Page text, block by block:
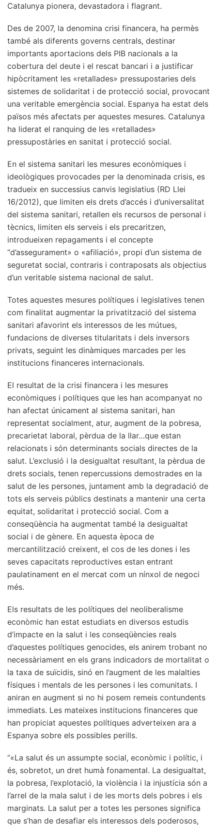
Catalunya pionera, devastadora i flagrant.
Des de 2007, la denomina crisi financera, ha permès
també als diferents governs centrals, destinar
importants aportacions dels PIB nacionals a la
cobertura del deute i el rescat bancari i a justificar
hipòcritament les «retallades» pressupostaries dels
sistemes de solidaritat i de protecció social, provocant
una veritable emergència social. Espanya ha estat dels
països més afectats per aquestes mesures. Catalunya
ha liderat el ranquing de les «retallades»
pressupostàries en sanitat i protecció social.
En el sistema sanitari les mesures econòmiques i
ideològiques provocades per la denominada crisis, es
tradueix en successius canvis legislatius (RD Llei
16/2012), que limiten els drets d’accés i d’universalitat
del sistema sanitari, retallen els recursos de personal i
tècnics, limiten els serveis i els precaritzen,
introdueixen repagaments i el concepte
“d’assegurament» o «afiliació», propi d’un sistema de
seguretat social, contraris i contraposats als objectius
d’un veritable sistema nacional de salut.
Totes aquestes mesures polítiques i legislatives tenen
com finalitat augmentar la privatització del sistema
sanitari afavorint els interessos de les mútues,
fundacions de diverses titularitats i dels inversors
privats, seguint les dinàmiques marcades per les
institucions financeres internacionals.
El resultat de la crisi financera i les mesures
econòmiques i polítiques que les han acompanyat no
han afectat únicament al sistema sanitari, han
representat socialment, atur, augment de la pobresa,
precarietat laboral, pèrdua de la llar…que estan
relacionats i són determinants socials directes de la
salut. L’exclusió i la desigualtat resultant, la pèrdua de
drets socials, tenen repercussions demostrades en la
salut de les persones, juntament amb la degradació de
tots els serveis públics destinats a mantenir una certa
equitat, solidaritat i protecció social. Com a
conseqüència ha augmentat també la desigualtat
social i de gènere. En aquesta època de
mercantilització creixent, el cos de les dones i les
seves capacitats reproductives estan entrant
paulatinament en el mercat com un nínxol de negoci
més.
Els resultats de les polítiques del neoliberalisme
econòmic han estat estudiats en diversos estudis
d’impacte en la salut i les conseqüències reals
d’aquestes polítiques genocides, els anirem trobant no
necessàriament en els grans indicadors de mortalitat o
la taxa de suïcidis, sinó en l’augment de les malalties
físiques i mentals de les persones i les comunitats. I
aniran en augment si no hi posem remeis contundents
immediats. Les mateixes institucions financeres que
han propiciat aquestes polítiques adverteixen ara a
Espanya sobre els possibles perills.
“«La salut és un assumpte social, econòmic i polític, i
és, sobretot, un dret humà fonamental. La desigualtat,
la pobresa, l’explotació, la violència i la injustícia són a
l’arrel de la mala salut i de les morts dels pobres i els
marginats. La salut per a totes les persones significa
que s’han de desafiar els interessos dels poderosos,